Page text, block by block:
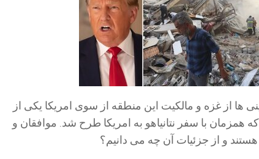
از غزه و مالکیت این منطقه از سوی امریکا یکی از
همزمان با سفر نتانیاهو به امریکا طرح شد. موافقان و
و از جزئیات آن چه می دانیم؟